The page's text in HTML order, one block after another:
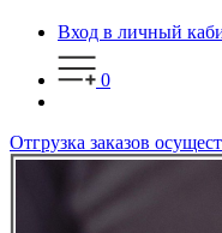
Вход в личный
0
Отгрузка заказов